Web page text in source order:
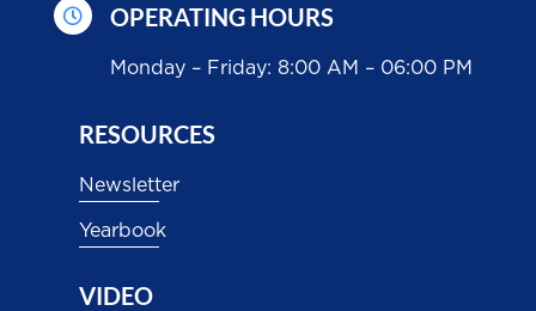
 OPERATING HOURS
Monday – Friday: 8:00 AM – 06:00 PM
RESOURCES
Newsletter
Yearbook
VIDEO